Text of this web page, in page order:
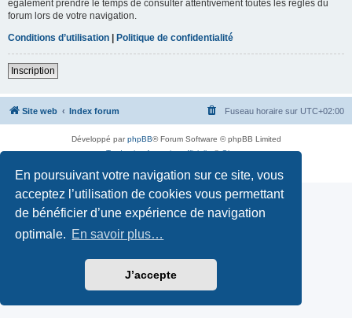
En poursuivant votre navigation sur ce site, vous
acceptez l’utilisation de cookies vous permettant
de bénéficier d’une expérience de navigation
optimale. En savoir plus…
J’accepte
également prendre le temps de consulter attentivement toutes les règles du
forum lors de votre navigation.
Conditions d’utilisation | Politique de confidentialité
Inscription
Site web Index forum Fuseau horaire sur UTC+02:00
Développé parphpBB® Forum Software © phpBB Limited
Traduction française officielle©Qiaeru